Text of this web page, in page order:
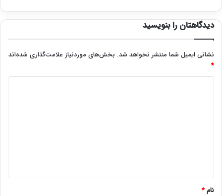
دیدگاهتان را بنویسید
نشانی ایمیل شما منتشر نخواهد شد. بخش‌های موردنیاز علامت‌گذاری شده‌اند
*
نام*